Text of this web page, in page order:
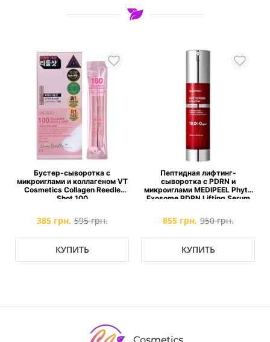
Бустер-сыворотка с
микроиглами и коллагеном VT
Cosmetics Collagen Reedle
Shot 100
385 грн. 595 грн.
КУПИТЬ
Пептидная лифтинг-
сыворотка с PDRN и
микроиглами MEDIPEEL Phyto
Exosome PDRN Lifting Serum
855 грн. 950 грн.
КУПИТЬ